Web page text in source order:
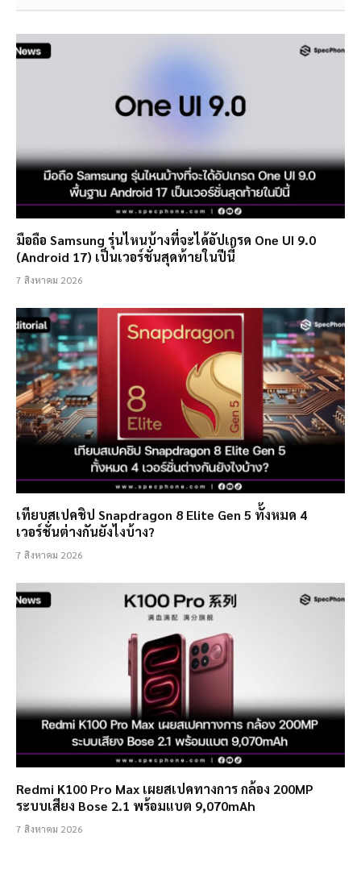
มือถือ Samsung รุ่นไหนบ้างที่จะได้อัปเกรด One UI 9.0
(Android 17) เป็นเวอร์ชั่นสุดท้ายในปีนี้
7 สิงหาคม 2026
เทียบสเปคชิป Snapdragon 8 Elite Gen 5 ทั้งหมด 4
เวอร์ชั่นต่างกันยังไงบ้าง?
7 สิงหาคม 2026
Redmi K100 Pro Max เผยสเปคทางการ กล้อง 200MP
ระบบเสียง Bose 2.1 พร้อมแบต 9,070mAh
7 สิงหาคม 2026